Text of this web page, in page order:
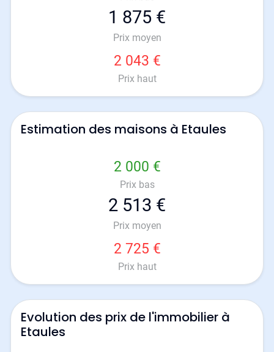
1 875 €
Prix moyen
2 043 €
Prix haut
Estimation des maisons à Etaules
2 000 €
Prix bas
2 513 €
Prix moyen
2 725 €
Prix haut
Evolution des prix de l'immobilier à
Etaules